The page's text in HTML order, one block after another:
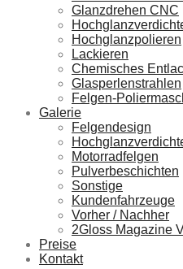
Glanzdrehen CNC
Hochglanzpolieren
Lackieren
Chemisches
Glasperlenstrahlen
Felgen-
Galerie
Felgendesign
Motorradfelgen
Pulverbeschichten
Sonstige
Kundenfahrzeuge
Vorher / Nachher
2Gloss Magazine
Preise
Kontakt